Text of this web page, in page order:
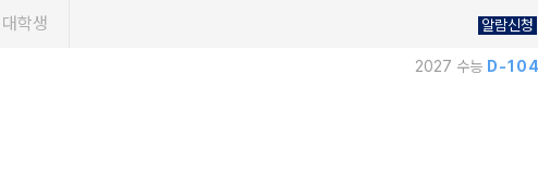
대학생 알람신청
2027 수능 D-104